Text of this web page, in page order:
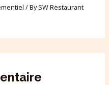
/ BySW Restaurant